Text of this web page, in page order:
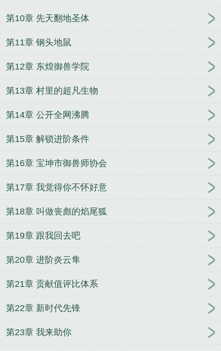
第10章 先天翻地圣体
第11章 钢头地鼠
第12章 东煌御兽学院
第13章 村里的超凡生物
第14章 公开全网沸腾
第15章 解锁进阶条件
第16章 宝坤市御兽师协会
第17章 我觉得你不怀好意
第18章 叫做丧彪的焰尾狐
第19章 跟我回去吧
第20章 进阶炎云隼
第21章 贡献值评比体系
第22章 新时代先锋
第23章 我来助你